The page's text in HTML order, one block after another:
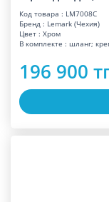
Код товара : LM7008C
Бренд : Lemark (Чехия)
Цвет : Хром
В комплекте : шланг;
196 900